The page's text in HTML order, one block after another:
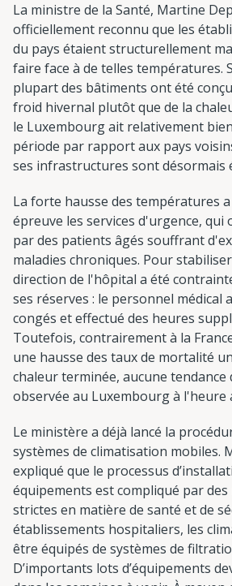
La ministre de la Santé, Martine
officiellement reconnu que les
du pays étaient structurellement
faire face à de telles températures.
plupart des bâtiments ont été
froid hivernal plutôt que de la
le Luxembourg ait relativement
période par rapport aux pays
ses infrastructures sont désormais
La forte hausse des températures
épreuve les services d'urgence, qui
par des patients âgés souffrant
maladies chroniques. Pour
direction de l'hôpital a été
ses réserves : le personnel médical
congés et effectué des heures
Toutefois, contrairement à la
une hausse des taux de mortalité
chaleur terminée, aucune tendance
observée au Luxembourg à l'heure
Le ministère a déjà lancé la
systèmes de climatisation mobiles.
expliqué que le processus
équipements est compliqué par
strictes en matière de santé et de
établissements hospitaliers, les
être équipés de systèmes de
D’importants lots d’équipements